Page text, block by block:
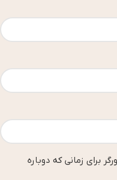
برای زمانی که دوباره